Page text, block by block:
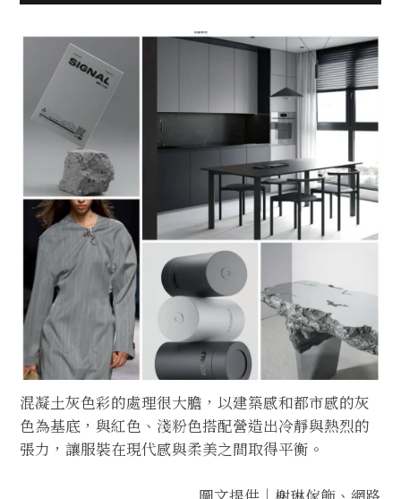
混凝土灰色彩的處理很大膽，以建築感和都市感的灰
色為基底，與紅色、淺粉色搭配營造出冷靜與熱烈的
張力，讓服裝在現代感與柔美之間取得平衡。